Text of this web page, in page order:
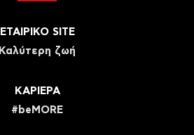
ΕΤΑΙΡΙΚΟ SITE
Καλύτερη ζωή
ΚΑΡΙΕΡΑ
#beMORE